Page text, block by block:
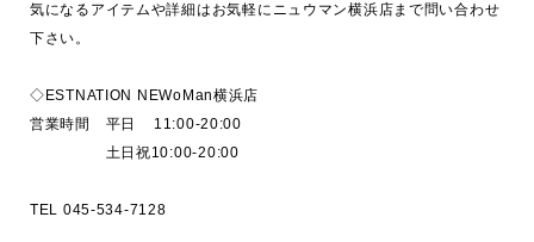
気になるアイテムや詳細はお気軽にニュウマン横浜店まで問い合わせ
下さい。
◇ESTNATION NEWoMan横浜店
営業時間　平日    11:00-20:00
土日祝10:00-20:00